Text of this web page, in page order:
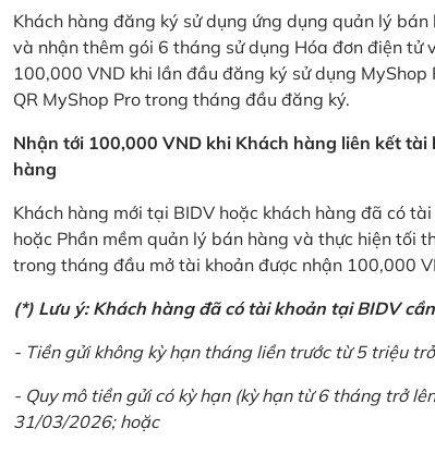
Khách hàng đăng ký sử dụng ứng dụng quản lý
và nhận thêm gói 6 tháng sử dụng Hóa đơn điện tử
100,000 VND khi lần đầu đăng ký sử dụng
QR MyShop Pro trong tháng đầu đăng ký.
Nhận tới 100,000 VND khi Khách hàng liên kết
hàng
Khách hàng mới tại BIDV hoặc khách hàng đã có
hoặc Phần mềm quản lý bán hàng và thực hiện tối
trong tháng đầu mở tài khoản được nhận 100,000
(*) Lưu ý: Khách hàng đã có tài khoản tại BIDV
- Tiền gửi không kỳ hạn tháng liền trước từ 5 triệu
- Quy mô tiền gửi có kỳ hạn (kỳ hạn từ 6 tháng trở
31/03/2026; hoặc